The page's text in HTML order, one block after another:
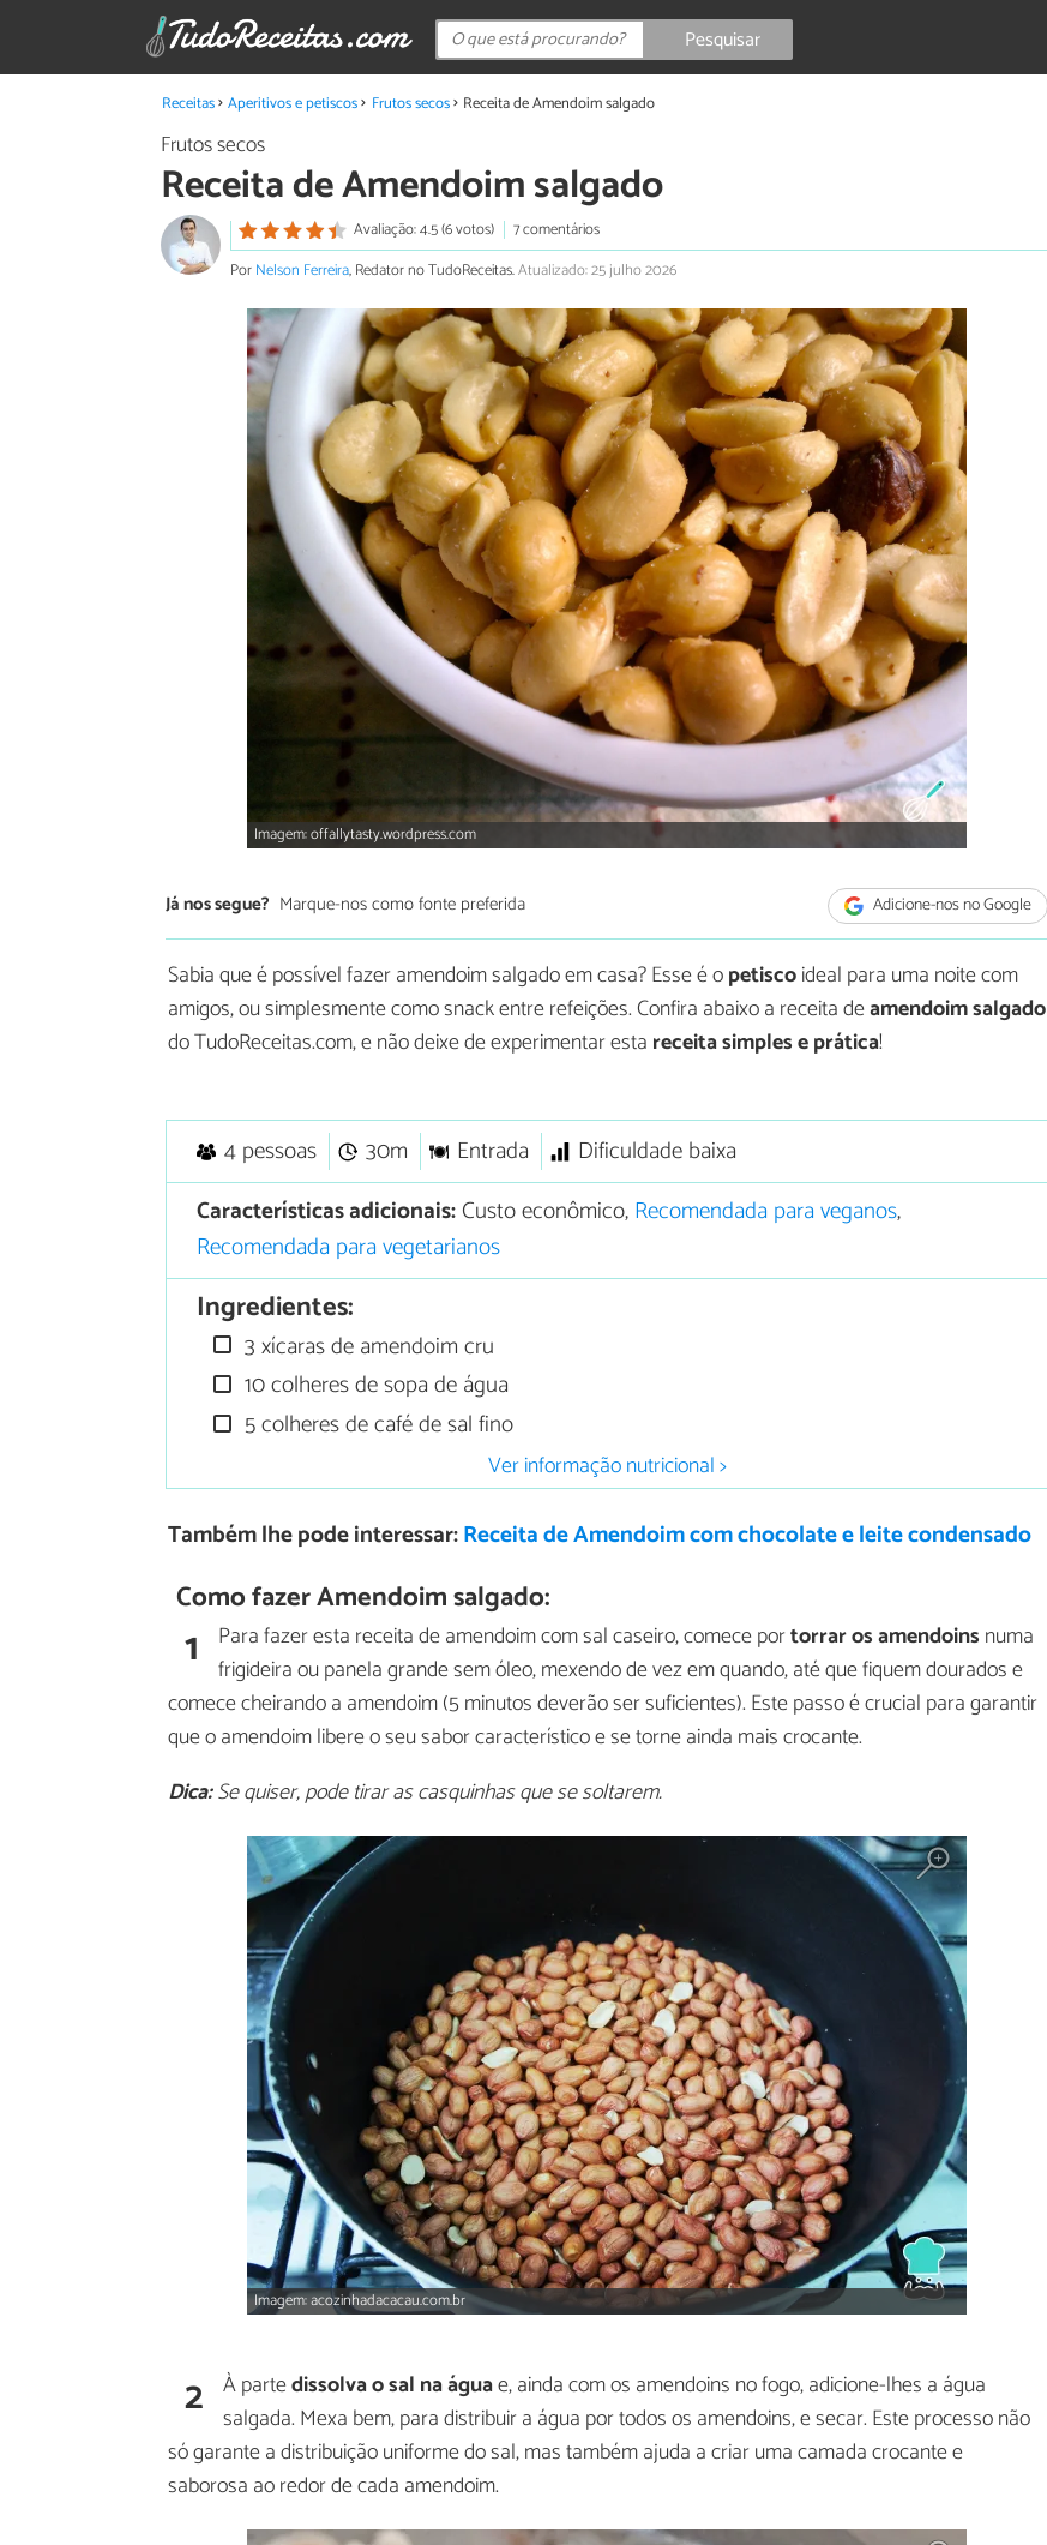
Pesquisar
Receitas Aperitivos e petiscos Frutos secos Receita de Amendoim salgado
Frutos secos
Receita de Amendoim salgado
Avaliação: 4.5 (6 votos)
7 comentários
PorNelson Ferreira, Redator no TudoReceitas.Atualizado: 25 julho 2026
Imagem: offallytasty.wordpress.com
Já nos segue? Marque-nos como fonte preferida Adicione-nos no Google
Sabia que é possível fazer amendoim salgado em casa? Esse é opetiscoideal para uma noite com
amigos, ou simplesmente como snack entre refeições. Confira abaixo a receita deamendoim salgado
do TudoReceitas.com, e não deixe de experimentar esta receita simples e prática!
4 pessoas 30m Entrada
Dificuldade baixa
Características adicionais:Custo econômico,Recomendada para veganos,
Recomendada para vegetarianos
Ingredientes:
3 xícaras de amendoim cru
10 colheres de sopa de água
5 colheres de café de sal fino
Ver informação nutricional >
Também lhe pode interessar:Receita de Amendoim com chocolate e leite condensado
Como fazer Amendoim salgado:
1 Para fazer esta receita de amendoim com sal caseiro, comece portorrar os amendoins numa
frigideira ou panela grande sem óleo, mexendo de vez em quando, até que fiquem dourados e
comece cheirando a amendoim (5 minutos deverão ser suficientes). Este passo é crucial para garantir
que o amendoim libere o seu sabor característico e se torne ainda mais crocante.
Dica:Se quiser, pode tirar as casquinhas que se soltarem.
Imagem: acozinhadacacau.com.br
2 À partedissolva o sal na águae, ainda com os amendoins no fogo, adicione-lhes a água
salgada. Mexa bem, para distribuir a água por todos os amendoins, e secar. Este processo não
só garante a distribuição uniforme do sal, mas também ajuda a criar uma camada crocante e
saborosa ao redor de cada amendoim.